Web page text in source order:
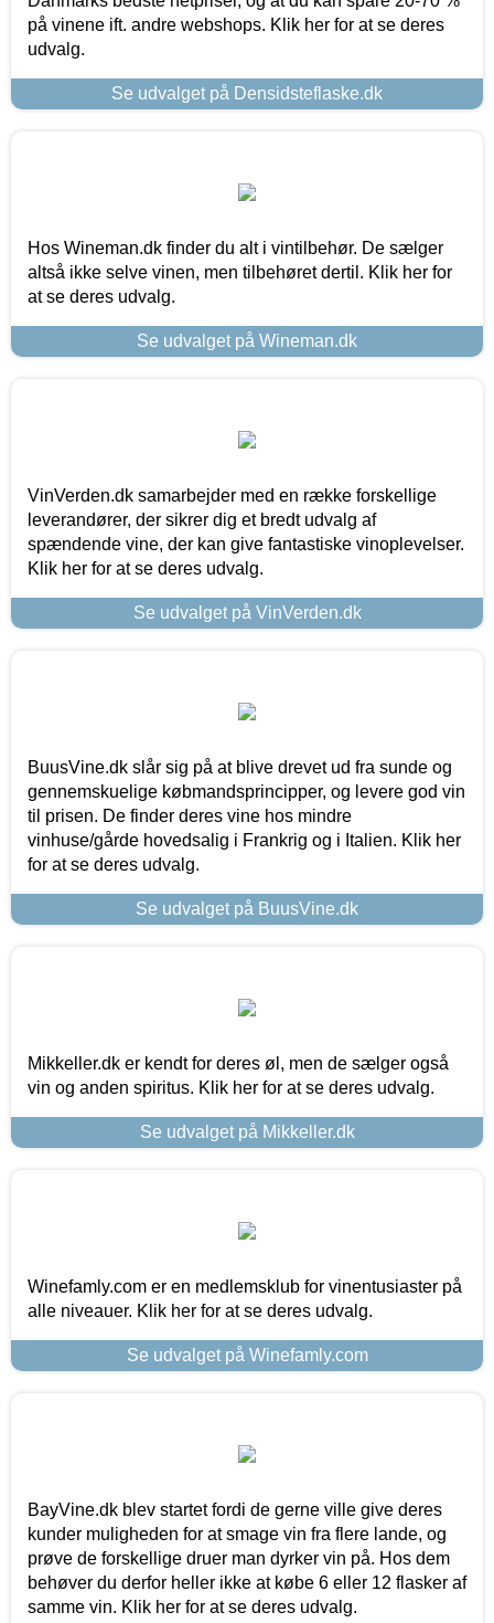
på vinene ift. andre webshops. Klik her for at se deres
udvalg.
Se udvalget på Densidsteflaske.dk
Hos Wineman.dk finder du alt i vintilbehør. De sælger
altså ikke selve vinen, men tilbehøret dertil. Klik her for
at se deres udvalg.
Se udvalget på Wineman.dk
VinVerden.dk samarbejder med en række forskellige
leverandører, der sikrer dig et bredt udvalg af
spændende vine, der kan give fantastiske vinoplevelser.
Klik her for at se deres udvalg.
Se udvalget på VinVerden.dk
BuusVine.dk slår sig på at blive drevet ud fra sunde og
gennemskuelige købmandsprincipper, og levere god vin
til prisen. De finder deres vine hos mindre
vinhuse/gårde hovedsalig i Frankrig og i Italien. Klik her
for at se deres udvalg.
Se udvalget på BuusVine.dk
Mikkeller.dk er kendt for deres øl, men de sælger også
vin og anden spiritus. Klik her for at se deres udvalg.
Se udvalget på Mikkeller.dk
Winefamly.com er en medlemsklub for vinentusiaster på
alle niveauer. Klik her for at se deres udvalg.
Se udvalget på Winefamly.com
BayVine.dk blev startet fordi de gerne ville give deres
kunder muligheden for at smage vin fra flere lande, og
prøve de forskellige druer man dyrker vin på. Hos dem
behøver du derfor heller ikke at købe 6 eller 12 flasker af
samme vin. Klik her for at se deres udvalg.